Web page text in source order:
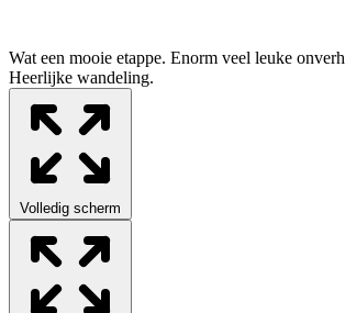
Wat een mooie etappe. Enorm veel leuke
Heerlijke wandeling.
Volledig scherm